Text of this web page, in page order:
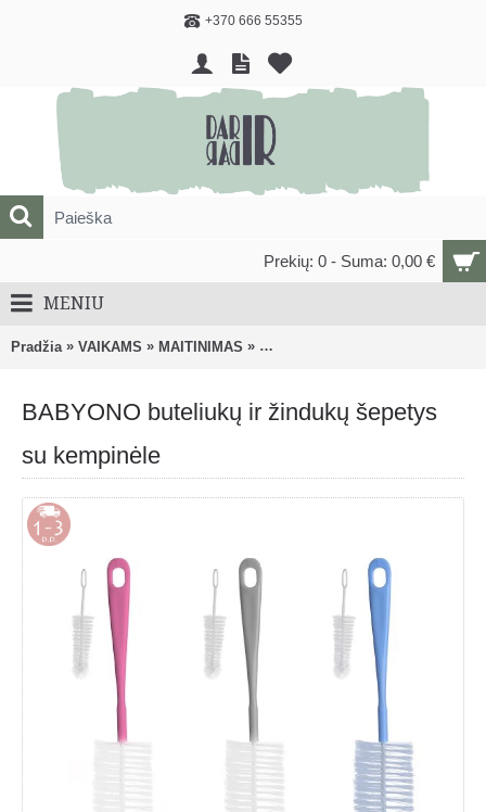
+370 666 55355
Prekių: 0 - Suma: 0,00 €
MENIU
Pradžia » VAIKAMS » MAITINIMAS » Buteliukai, žindukai ir kiti priedai
BABYONO buteliukų ir žindukų šepetys
su kempinėle